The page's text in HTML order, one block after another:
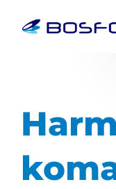
BOSFOR STIL
Uvijek dostupan
Zdravo! Ja sam